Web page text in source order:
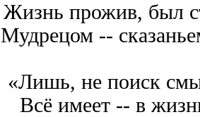
Жизнь прожив, был
Мудрецом --
«Лишь, не поиск
Всё имеет -- в